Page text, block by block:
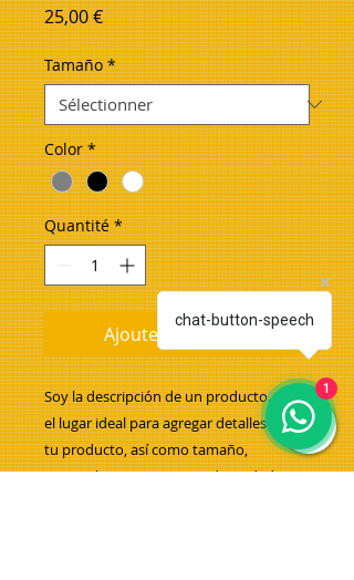
25,00 €Prix
Tamaño *
Color *
Quantité *
Ajouter au panier
Soy la descripción de un producto. Soy
el lugar ideal para agregar detalles sobre
tu producto, así como tamaño,
materiales, instrucciones de cuidado y
chat-button-speech
1